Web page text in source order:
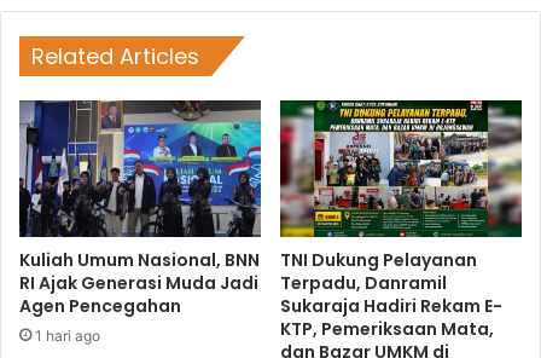
Related Articles
Kuliah Umum Nasional, BNN
RI Ajak Generasi Muda Jadi
Agen Pencegahan
1 hari ago
TNI Dukung Pelayanan
Terpadu, Danramil
Sukaraja Hadiri Rekam E-
KTP, Pemeriksaan Mata,
dan Bazar UMKM di